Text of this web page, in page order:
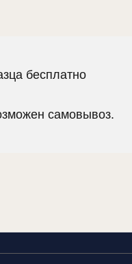
бесплатно
самовывоз.